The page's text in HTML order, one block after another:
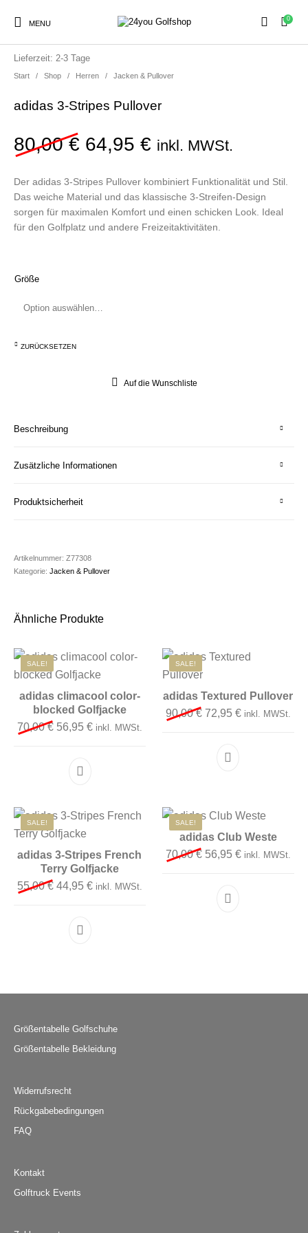
MENU
0
Sale Herren
SALE!
Start / Shop / Herren / Jacken & Pullover
adidas 3-Stripes Pullover
80,00€ Ursprünglicher Preis
64,95€ Aktueller Preis
inkl. MWSt.
Der adidas 3-Stripes Pullover kombiniert Funktionalität und Stil.
Das weiche Material und das klassische 3-Streifen-Design
sorgen für maximalen Komfort und einen schicken Look. Ideal
für den Golfplatz und andere Freizeitaktivitäten.
Lieferzeit: 2-3 Tage
Größe
ZURÜCKSETZEN
Auf die Wunschliste
Beschreibung
Zusätzliche Informationen
Produktsicherheit
Artikelnummer:Z77308
Kategorie:Jacken & Pullover
Ähnliche Produkte
SALE!
adidas climacool color-
blocked Golfjacke
70,00€ Ursprünglicher Preis war: 70,00 €
56,95€Aktueller Preis ist: 56,95 €.
inkl. MWSt.
Dieses Produkt weist mehrere Varianten auf.
SALE!
adidas Textured Pullover
90,00€ Ursprünglicher Preis
72,95 €Aktueller
inkl. MWSt.
Dieses Produkt
SALE!
adidas 3-Stripes French
Terry Golfjacke
55,00€ Ursprünglicher Preis war: 55,00 €
44,95€Aktueller Preis ist: 44,95 €.
inkl. MWSt.
Dieses Produkt weist mehrere Varianten auf.
SALE!
adidas Club Weste
70,00€ Ursprünglicher Preis
56,95 €Aktueller
inkl. MWSt.
Dieses Produkt
Größentabelle Golfschuhe
Größentabelle Bekleidung
Widerrufsrecht
Rückgabebedingungen
FAQ
Kontakt
Golftruck Events